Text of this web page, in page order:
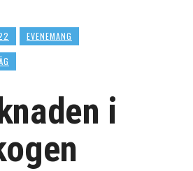
EVENEMANG
i